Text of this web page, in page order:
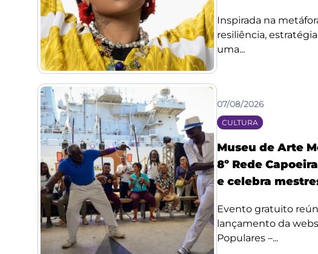
Inspirada na
resiliência,
uma...
07/08/2026
CULTURA
Museu de Arte
8º Rede
e celebra
Evento gratuito
lançamento da
Populares –...